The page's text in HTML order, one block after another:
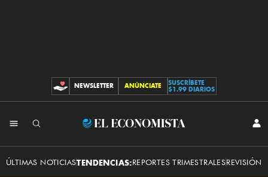
CONTRIBUCIONES
NEWSLETTER ANÚNCIATE
SUSCRÍBETE
$1.99 DIARIOS
El
ÚLTIMAS NOTICIASTENDENCIAS:REPORTES TRIMESTRALESREVISIÓN